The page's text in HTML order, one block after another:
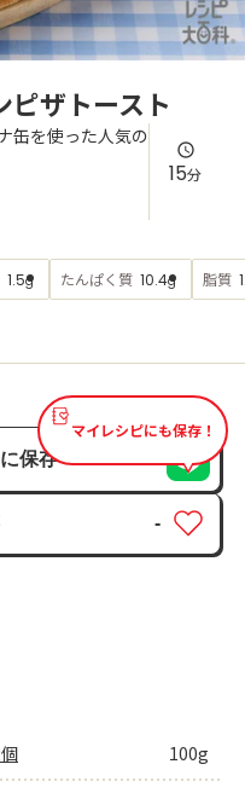
ピザトースト
缶を使った人気の
15分
1.5g たんぱく質 10.4g 脂質
マイレシピにも保存！
保存
-
100g